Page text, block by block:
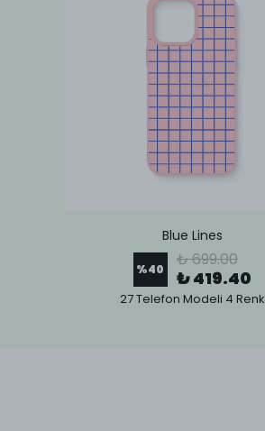
Blue Lines
%40 ₺ 699.00
₺ 419.40
27 Telefon Modeli 4 Renk